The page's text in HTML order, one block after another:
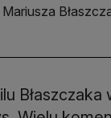
Błaszczaka